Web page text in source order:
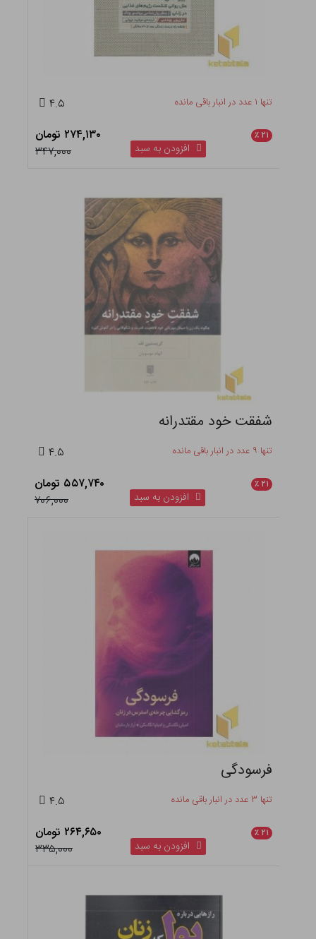
تنها ۱ عدد در انبار باقی مانده ۴.۵
۲۱ ٪
۲۷۴,۱۳۰ تومان
۳۴۷,۰۰۰
افزودن به سبد
شفقت خود مقتدرانه
تنها ۹ عدد در انبار باقی مانده ۴.۵
۲۱ ٪
۵۵۷,۷۴۰ تومان
۷۰۶,۰۰۰
افزودن به سبد
فرسودگی
تنها ۳ عدد در انبار باقی مانده ۴.۵
۲۱ ٪
۲۶۴,۶۵۰ تومان
۳۳۵,۰۰۰
افزودن به سبد